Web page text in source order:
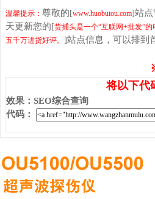
温馨提示： 尊敬的[www.huobutou.com]站点
天更新您的[货捕头是一个“互联网+批发”
五千万进货好评。 ]站点信息，可以排到
将以下代
效果 ： SEO综合查询
代码 ：